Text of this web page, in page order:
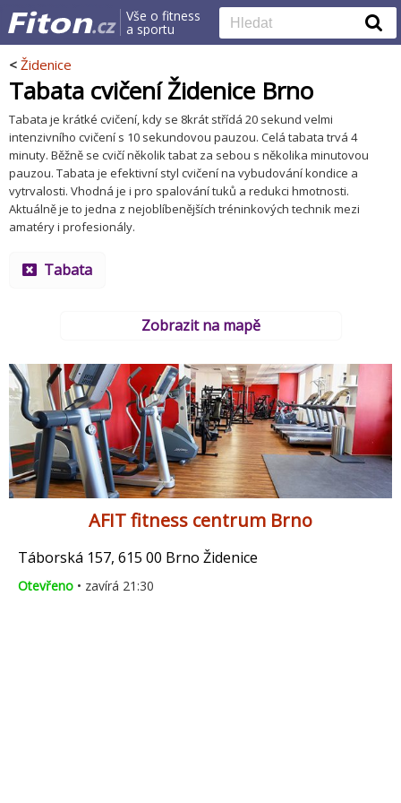
Vše o fitness
a sportu
< Židenice
Tabata cvičení Židenice Brno
Tabata je krátké cvičení, kdy se 8krát střídá 20 sekund velmi
intenzivního cvičení s 10 sekundovou pauzou. Celá tabata trvá 4
minuty. Běžně se cvičí několik tabat za sebou s několika minutovou
pauzou. Tabata je efektivní styl cvičení na vybudování kondice a
vytrvalosti. Vhodná je i pro spalování tuků a redukci hmotnosti.
Aktuálně je to jedna z nejoblíbenějších tréninkových technik mezi
amatéry i profesionály.
Tabata
Zobrazit na mapě
AFIT fitness centrum Brno
Táborská 157, 615 00 Brno Židenice
Otevřeno • zavírá 21:30